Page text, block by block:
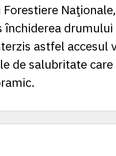
închiderea
astfel accesul
de salubritate